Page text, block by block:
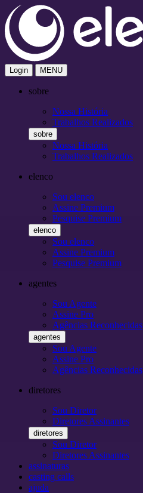
Login MENU
sobre
Nossa História
Trabalhos Realizados
sobre
Nossa História
Trabalhos Realizados
elenco
Sou elenco
Assine Premium
Pesquise Premium
elenco
Sou elenco
Assine Premium
Pesquise Premium
agentes
Sou Agente
Assine Pro
Agências Reconhecidas
agentes
Sou Agente
Assine Pro
Agências Reconhecidas
diretores
Sou Diretor
Diretores Assinantes
diretores
Sou Diretor
Diretores Assinantes
assinaturas
casting calls
ajuda